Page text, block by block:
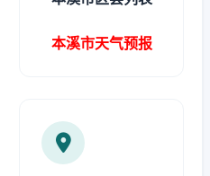
本溪市天气预报